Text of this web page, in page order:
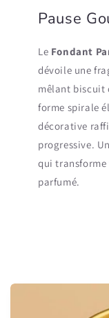
Pause
Le Fondant
dévoile une
mêlant biscuit
forme spirale
décorative
progressive.
qui
parfumé.